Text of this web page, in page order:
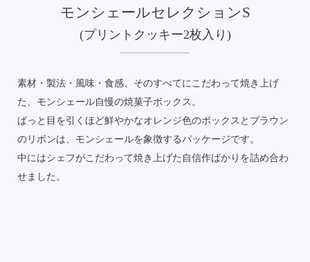
モンシェールセレクションS
(プリントクッキー2枚入り)
素材・製法・風味・食感、そのすべてにこだわって焼き上げ
た、モンシェール自慢の焼菓子ボックス。
ぱっと目を引くほど鮮やかなオレンジ色のボックスとブラウン
のリボンは、モンシェールを象徴するパッケージです。
中にはシェフがこだわって焼き上げた自信作ばかりを詰め合わ
せました。